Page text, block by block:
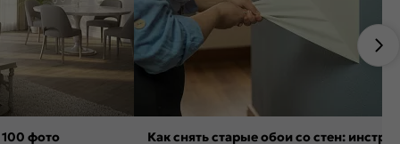
фото Как снять старые обои со стен: